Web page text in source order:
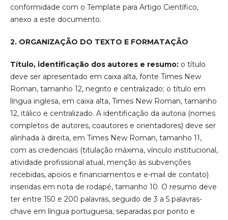
conformidade com o Template para Artigo Científico,
anexo a este documento.
2. ORGANIZAÇÃO DO TEXTO E FORMATAÇÃO
Título, identificação dos autores e resumo:o título
deve ser apresentado em caixa alta, fonte Times New
Roman, tamanho 12, negrito e centralizado; o título em
língua inglesa, em caixa alta, Times New Roman, tamanho
12, itálico e centralizado. A identificação da autoria (nomes
completos de autores, coautores e orientadores) deve ser
alinhada à direita, em Times New Roman, tamanho 11,
com as credenciais (titulação máxima, vínculo institucional,
atividade profissional atual, menção às subvenções
recebidas, apoios e financiamentos e e-mail de contato)
inseridas em nota de rodapé, tamanho 10. O resumo deve
ter entre 150 e 200 palavras, seguido de 3 a 5 palavras-
chave em língua portuguesa, separadas por ponto e